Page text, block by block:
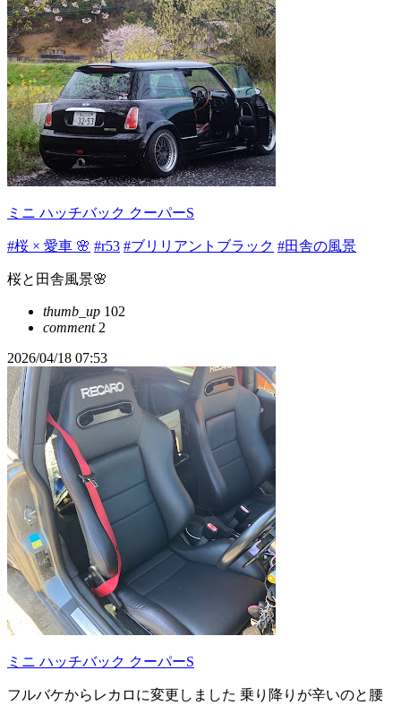
ミニ ハッチバック クーパーS
#桜 × 愛車 🌸 #r53 #ブリリアントブラック #田舎の風景
桜と田舎風景🌸
thumb_up 102
comment2
2026/04/18 07:53
ミニ ハッチバック クーパーS
フルバケからレカロに変更しました 乗り降りが辛いのと腰